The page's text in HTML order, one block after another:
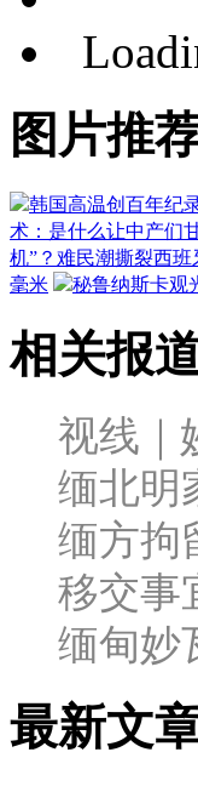
图片推
韩国高温创百年纪
术：是什么让中产们
机”？难民潮撕裂西班
毫米
秘鲁纳斯卡观
相关报
视线｜
缅北明
缅方拘
移交事
缅甸妙
最新文